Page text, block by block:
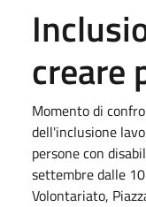
creare
Momento di
dell'inclusione
persone con
settembre dalle
Volontariato,